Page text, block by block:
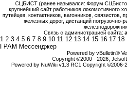
СЦБИСТ (ранее назывался: Форум
крупнейший сайт работников локомотивного
путейцев, контактников, вагонников,
железных дорог, дистанций погрузочно-
Связь с администрацией сайта:
1 2 3 4 5 6 7 8 9 10 11 12 13 14 15 16 17 18
ГРАМ Мессенджер
Powered by vBulletin®
Copyright ©2000 - 2026,
Powered by NuWiki v1.3 RC1 Copyright